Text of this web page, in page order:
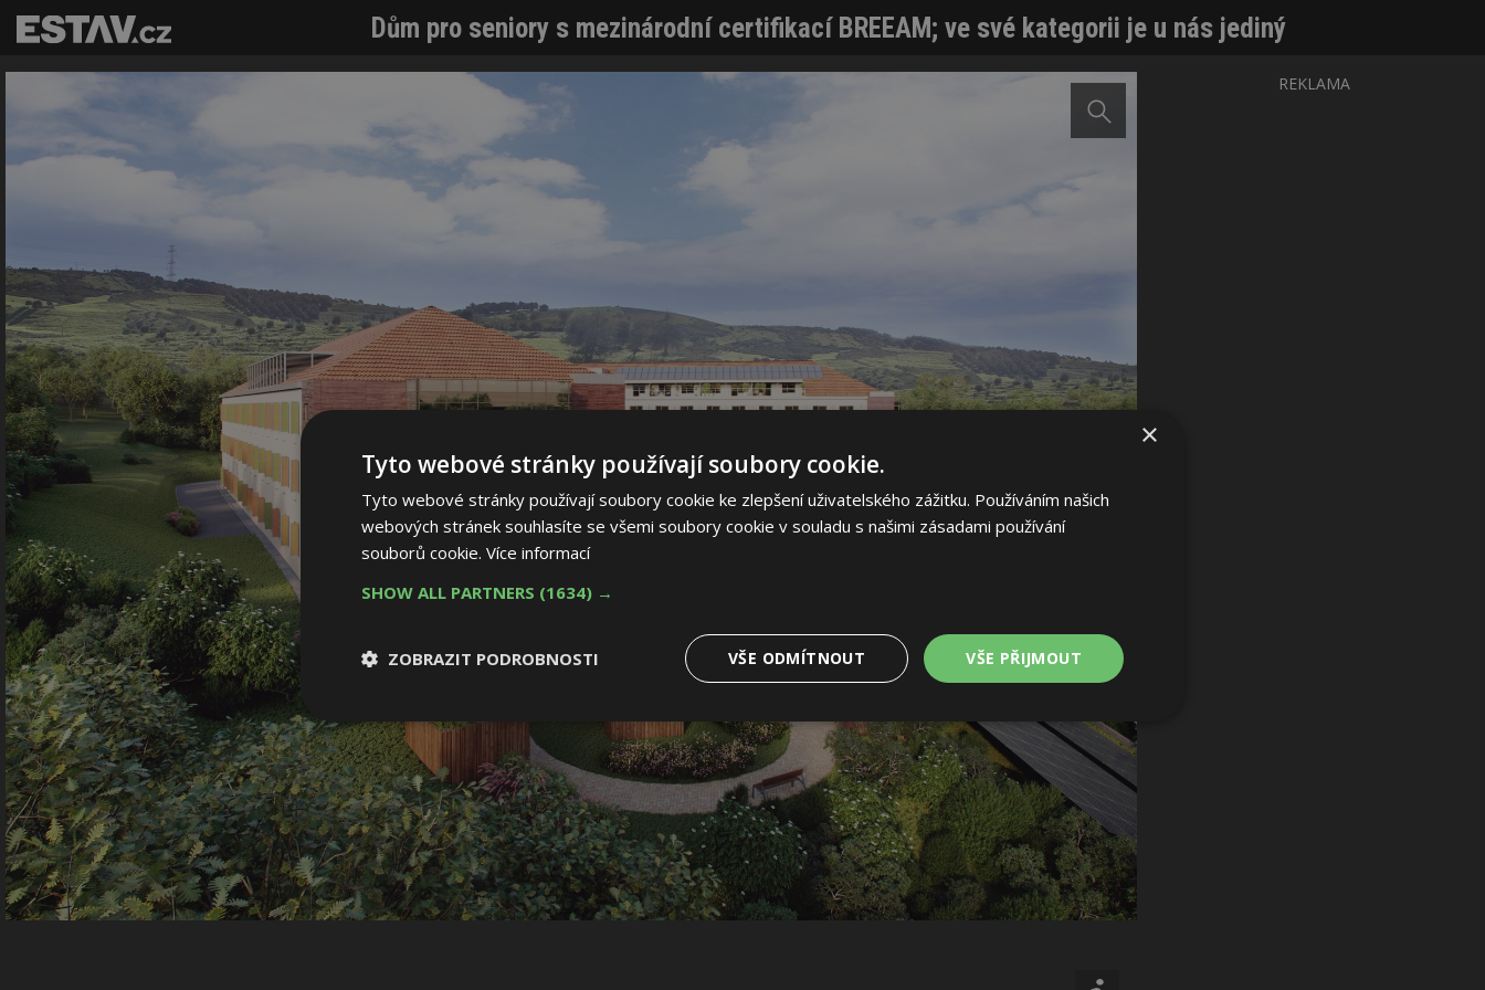
Dům pro seniory s mezinárodní certifikací BREEAM; ve své kategorii je u nás jediný
REKLAMA
×
Tyto webové stránky používají soubory cookie.
Tyto webové stránky používají soubory cookie ke zlepšení uživatelského zážitku. Používáním našich
webových stránek souhlasíte se všemi soubory cookie v souladu s našimi zásadami používání
souborů cookie. Více informací
SHOW ALL PARTNERS (1634) →
VŠE PŘIJMOUT
VŠE ODMÍTNOUT
ZOBRAZIT PODROBNOSTI
Nezbytně nutné
soubory
Výkonové
soubory
Soubory cílení Funkční soubory
Nezařazené
soubory
Nezbytně nutné soubory Výkonové soubory Soubory cílení Funkční soubory Nezařazené soubory